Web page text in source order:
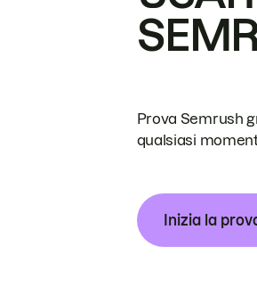
Prova Semrush
qualsiasi
Inizia la